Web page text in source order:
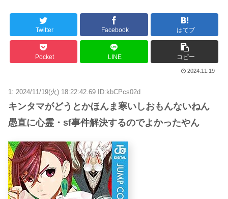
Twitter Facebook はてブ
Pocket LINE コピー
2024.11.19
1: 2024/11/19(火) 18:22:42.69 ID:kbCPcs02d
キンタマがどうとかほんま寒いしおもんないねん
愚直に心霊・sf事件解決するのでよかったやん